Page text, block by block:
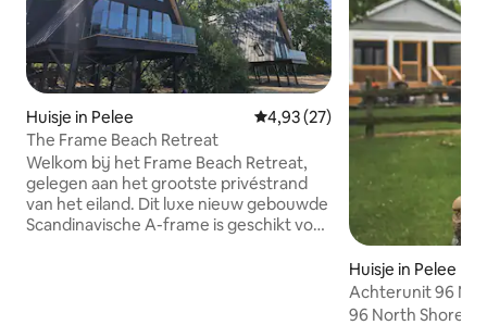
Huisje in Pelee Gemiddelde beoordeling van
4,93 (27)
The Frame Beach Retreat
Welkom bij het Frame Beach Retreat,
gelegen aan het grootste privéstrand
van het eiland. Dit luxe nieuw gebouwde
Scandinavische A-frame is geschikt voor
Huisje in Pelee
Achterunit 96
House
96 North Shore